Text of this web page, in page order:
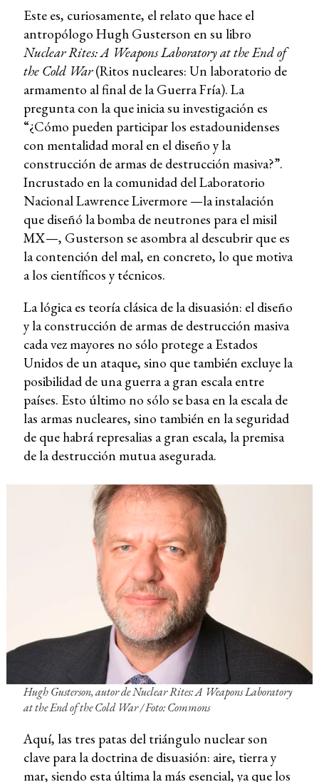
Este es, curiosamente, el relato que hace el
antropólogo Hugh Gusterson en su libro
Nuclear Rites: A Weapons Laboratory at the End of
the Cold War(Ritos nucleares: Un laboratorio de
armamento al final de la Guerra Fría). La
pregunta con la que inicia su investigación es
“¿Cómo pueden participar los estadounidenses
con mentalidad moral en el diseño y la
construcción de armas de destrucción masiva?”.
Incrustado en la comunidad del Laboratorio
Nacional Lawrence Livermore —la instalación
que diseñó la bomba de neutrones para el misil
MX—, Gusterson se asombra al descubrir que es
la contención del mal, en concreto, lo que motiva
a los científicos y técnicos.
La lógica es teoría clásica de la disuasión: el diseño
y la construcción de armas de destrucción masiva
cada vez mayores no sólo protege a Estados
Unidos de un ataque, sino que también excluye la
posibilidad de una guerra a gran escala entre
países. Esto último no sólo se basa en la escala de
las armas nucleares, sino también en la seguridad
de que habrá represalias a gran escala, la premisa
de la destrucción mutua asegurada.
Hugh Gusterson, autor deNuclear Rites: A Weapons Laboratory
at the End of the Cold War/ Foto: Commons
Aquí, las tres patas del triángulo nuclear son
clave para la doctrina de disuasión: aire, tierra y
mar, siendo esta última la más esencial, ya que los